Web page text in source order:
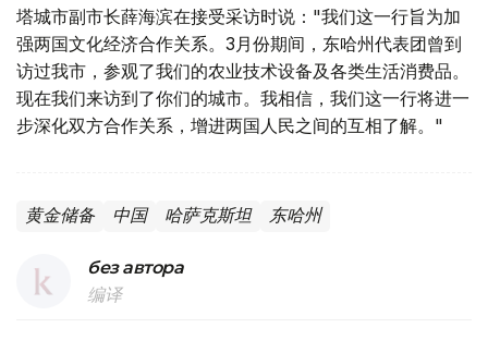
塔城市副市长薛海滨在接受采访时说："我们这一行旨为加
强两国文化经济合作关系。3月份期间，东哈州代表团曾到
访过我市，参观了我们的农业技术设备及各类生活消费品。
现在我们来访到了你们的城市。我相信，我们这一行将进一
步深化双方合作关系，增进两国人民之间的互相了解。"
黄金储备 中国 哈萨克斯坦 东哈州
без автора
编译